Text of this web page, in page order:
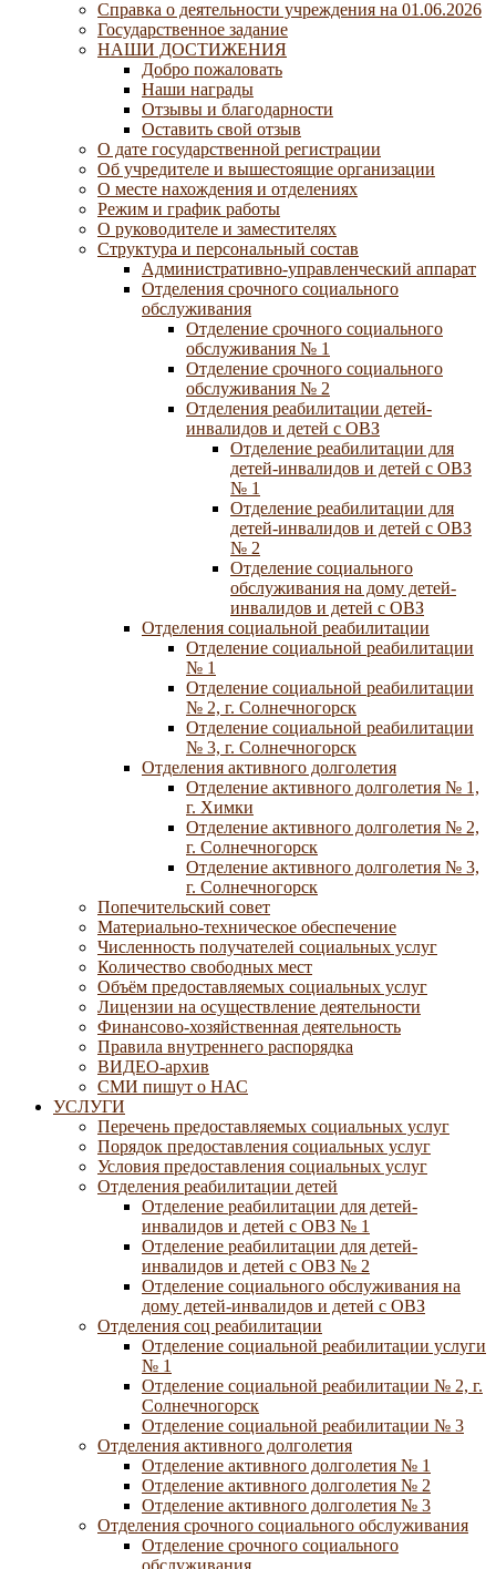
Справка о деятельности учреждения на 01.06.2026
Государственное задание
НАШИ ДОСТИЖЕНИЯ
Добро пожаловать
Наши награды
Отзывы и благодарности
Оставить свой отзыв
О дате государственной регистрации
Об учредителе и вышестоящие организации
О месте нахождения и отделениях
Режим и график работы
О руководителе и заместителях
Структура и персональный состав
Административно-управленческий аппарат
Отделения срочного социального
обслуживания
Отделение срочного социального
обслуживания № 1
Отделение срочного социального
обслуживания № 2
Отделения реабилитации детей-
инвалидов и детей с ОВЗ
Отделение реабилитации для
детей-инвалидов и детей с ОВЗ
№ 1
Отделение реабилитации для
детей-инвалидов и детей с ОВЗ
№ 2
Отделение социального
обслуживания на дому детей-
инвалидов и детей с ОВЗ
Отделения социальной реабилитации
Отделение социальной реабилитации
№ 1
Отделение социальной реабилитации
№ 2, г. Солнечногорск
Отделение социальной реабилитации
№ 3, г. Солнечногорск
Отделения активного долголетия
Отделение активного долголетия № 1,
г. Химки
Отделение активного долголетия № 2,
г. Солнечногорск
Отделение активного долголетия № 3,
г. Солнечногорск
Попечительский совет
Материально-техническое обеспечение
Численность получателей социальных услуг
Количество свободных мест
Объём предоставляемых социальных услуг
Лицензии на осуществление деятельности
Финансово-хозяйственная деятельность
Правила внутреннего распорядка
ВИДЕО-архив
СМИ пишут о НАС
УСЛУГИ
Перечень предоставляемых социальных услуг
Порядок предоставления социальных услуг
Условия предоставления социальных услуг
Отделения реабилитации детей
Отделение реабилитации для детей-
инвалидов и детей с ОВЗ № 1
Отделение реабилитации для детей-
инвалидов и детей с ОВЗ № 2
Отделение социального обслуживания на
дому детей-инвалидов и детей с ОВЗ
Отделения соц реабилитации
Отделение социальной реабилитации услуги
№ 1
Отделение социальной реабилитации № 2, г.
Солнечногорск
Отделение социальной реабилитации № 3
Отделения активного долголетия
Отделение активного долголетия № 1
Отделение активного долголетия № 2
Отделение активного долголетия № 3
Отделения срочного социального обслуживания
Отделение срочного социального
обслуживания